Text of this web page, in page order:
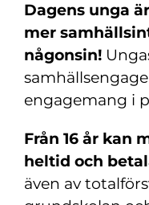
Dagens unga
mer
någonsin!
engagemang i
Från 16 år kan
heltid och
även av